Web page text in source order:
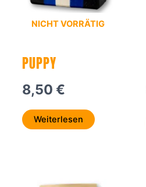
NICHT VORRÄTIG
PUPPY
8,50 €
Weiterlesen